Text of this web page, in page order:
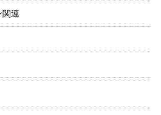
関連